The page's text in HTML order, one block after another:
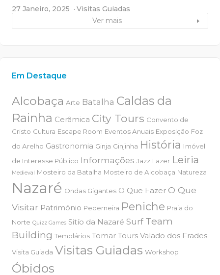
27 Janeiro, 2025
Visitas Guiadas
Ver mais
Em Destaque
Alcobaça Arte Batalha Caldas da
Rainha Cerâmica City Tours Convento de
Cristo Cultura Escape Room Eventos Anuais Exposição Foz
do Arelho Gastronomia Ginja Ginjinha História Imóvel
de Interesse Público Informações Jazz Lazer Leiria
Medieval Mosteiro da Batalha Mosteiro de Alcobaça Natureza
Nazaré Ondas Gigantes O Que Fazer O Que
Visitar Património Pederneira Peniche Praia do
Norte Quizz Games Sitío da Nazaré Surf Team
Building Templários Tomar Tours Valado dos Frades
Visita Guiada Visitas Guiadas Workshop
Óbidos